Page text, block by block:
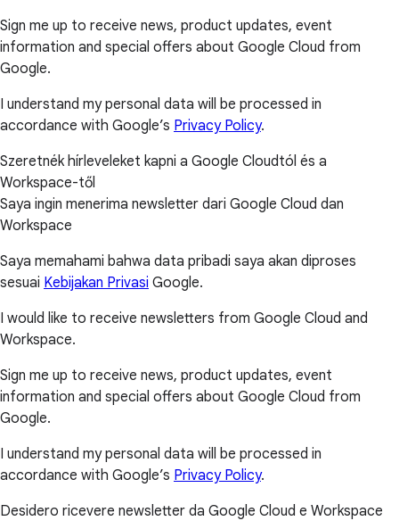
Sign me up to receive news, product updates, event
information and special offers about Google Cloud from
Google.
I understand my personal data will be processed in
accordance with Google’s Privacy Policy.
Szeretnék hírleveleket kapni a Google Cloudtól és a
Workspace-től
Saya ingin menerima newsletter dari Google Cloud dan
Workspace
Saya memahami bahwa data pribadi saya akan diproses
sesuai Kebijakan Privasi Google.
I would like to receive newsletters from Google Cloud and
Workspace.
Sign me up to receive news, product updates, event
information and special offers about Google Cloud from
Google.
I understand my personal data will be processed in
accordance with Google’s Privacy Policy.
Desidero ricevere newsletter da Google Cloud e Workspace